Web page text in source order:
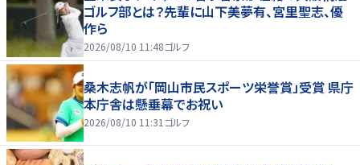
ゴルフ部とは？先輩に山下美夢有、宮里聖志、優
作ら
2026/08/10 11:48ゴルフ
桑木志帆が「岡山市民スポーツ栄誉賞」受賞 県庁
本庁舎は懸垂幕でお祝い
2026/08/10 11:31 ゴルフ